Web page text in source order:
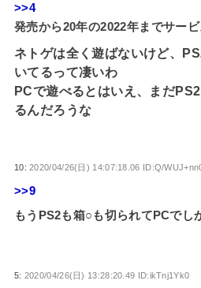
>>4
発売から20年の2022年までサー
ネトゲは全く遊ばないけど、
いてるって凄いわ
PCで遊べるとはいえ、まだ
るんだろうな
10:2020/04/26(日) 14:07:18.06 ID:Q/
>>9
もうPS2も箱○も切られてPCでし
5: 2020/04/26(日) 13:28:20.49 ID:ikTnj1Yk0